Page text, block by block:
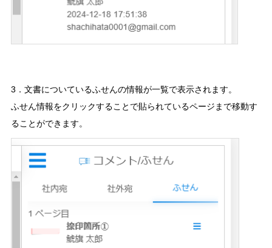
3．文書についているふせんの情報が一覧で表示されます。
ふせん情報をクリックすることで貼られているページまで移動す
ることができます。